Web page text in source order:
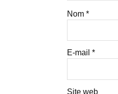
Nom *
E-mail *
Site web